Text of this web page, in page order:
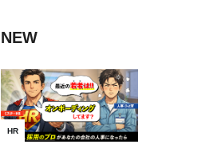
NEW
HR